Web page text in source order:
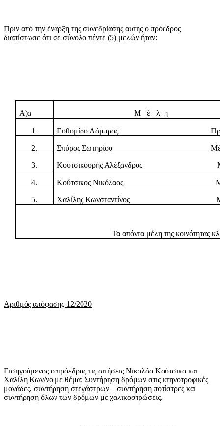
Πριν από την έναρξη της συνεδρίασης αυτής ο πρόεδρος
διαπίστωσε ότι σε σύνολο πέντε (5) μελών ήταν:
Α)α Μ έ λ η
1. Ευθυμίου Λάμπρος
2. Σπύρος Σωτηρίου
3. Κουτσικουρής Αλέξανδρος
4. Κούτσικος Νικόλαος
5. Χαλίλης Κωνσταντίνος
Τα απόντα μέλη της κοινότητας
Αριθμός απόφασης 12/2020
Εισηγούμενος ο πρόεδρος τις αιτήσεις Νικολάο Κούτσικο και
Χαλίλη Κων/νο με θέμα: Συντήρηση δρόμων στις κτηνοτροφικές
μονάδες, συντήρηση στεγάστρων,
συντήρηση ποτίστρες και
συντήρηση όλων των δρόμων με χαλικοστρώσεις.